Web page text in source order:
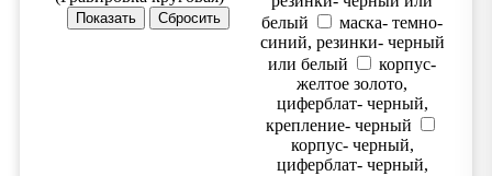
белый
маска- темно-
синий, резинки- черный
или белый
корпус-
желтое золото,
циферблат- черный,
крепление- черный
корпус- черный,
циферблат- черный,